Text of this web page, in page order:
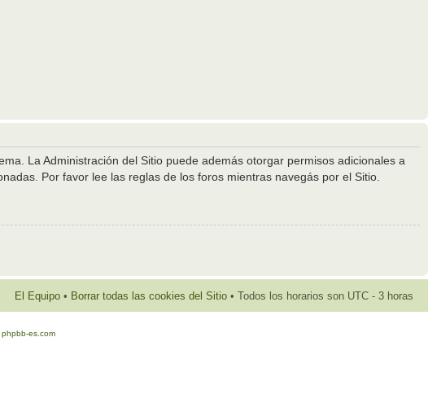
La Administración del Sitio puede además otorgar permisos adicionales a
Por favor lee las reglas de los foros mientras navegás por el Sitio.
El Equipo • Borrar todas las cookies del Sitio • Todos los horarios son UTC - 3 horas
phpbb-es.com